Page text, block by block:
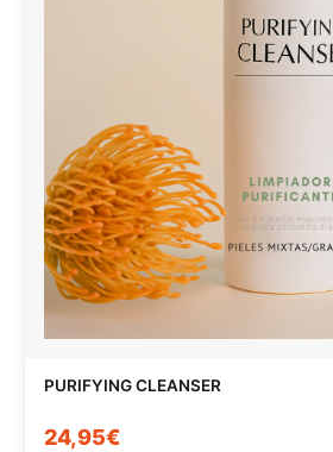
PURIFYING CLEANSER
24,95€